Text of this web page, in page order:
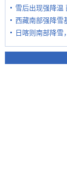
雪后出现强降温
西藏南部强降雪
日喀则南部降